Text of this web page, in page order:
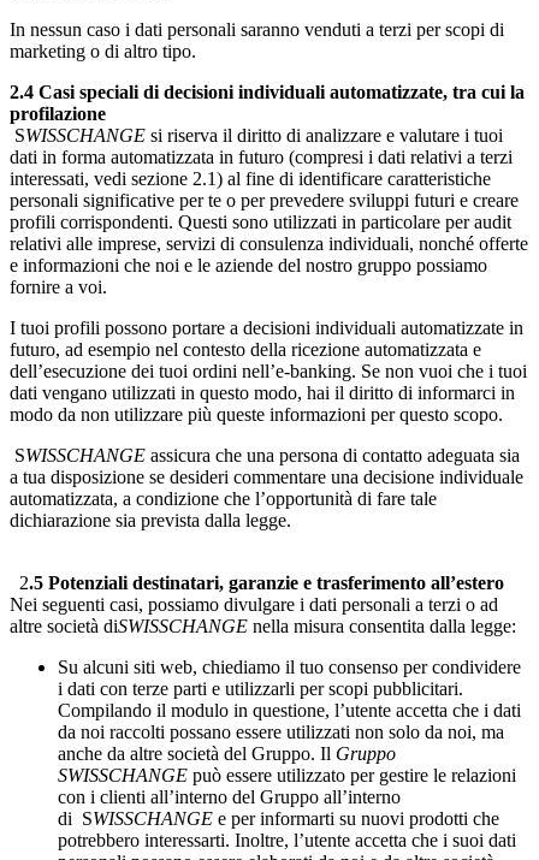
In nessun caso i dati personali saranno venduti a terzi per scopi di
marketing o di altro tipo.
2.4 Casi speciali di decisioni individuali automatizzate, tra cui la
profilazione
SWISSCHANGE si riserva il diritto di analizzare e valutare i tuoi
dati in forma automatizzata in futuro (compresi i dati relativi a terzi
interessati, vedi sezione 2.1) al fine di identificare caratteristiche
personali significative per te o per prevedere sviluppi futuri e creare
profili corrispondenti. Questi sono utilizzati in particolare per audit
relativi alle imprese, servizi di consulenza individuali, nonché offerte
e informazioni che noi e le aziende del nostro gruppo possiamo
fornire a voi.
I tuoi profili possono portare a decisioni individuali automatizzate in
futuro, ad esempio nel contesto della ricezione automatizzata e
dell’esecuzione dei tuoi ordini nell’e-banking. Se non vuoi che i tuoi
dati vengano utilizzati in questo modo, hai il diritto di informarci in
modo da non utilizzare più queste informazioni per questo scopo.
SWISSCHANGE assicura che una persona di contatto adeguata sia
a tua disposizione se desideri commentare una decisione individuale
automatizzata, a condizione che l’opportunità di fare tale
dichiarazione sia prevista dalla legge.
2.5 Potenziali destinatari, garanzie e trasferimento all’estero
Nei seguenti casi, possiamo divulgare i dati personali a terzi o ad
altre società diSWISSCHANGE nella misura consentita dalla legge:
Su alcuni siti web, chiediamo il tuo consenso per condividere
i dati con terze parti e utilizzarli per scopi pubblicitari.
Compilando il modulo in questione, l’utente accetta che i dati
da noi raccolti possano essere utilizzati non solo da noi, ma
anche da altre società del Gruppo. Il Gruppo
SWISSCHANGE può essere utilizzato per gestire le relazioni
con i clienti all’interno del Gruppo all’interno
di SWISSCHANGE e per informarti su nuovi prodotti che
potrebbero interessarti. Inoltre, l’utente accetta che i suoi dati